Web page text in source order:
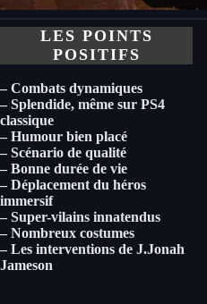
LES POINTS
POSITIFS
– Combats dynamiques
– Splendide, même sur PS4
classique
– Humour bien placé
– Scénario de qualité
– Bonne durée de vie
– Déplacement du héros
immersif
– Super-vilains innatendus
– Nombreux costumes
– Les interventions de J.Jonah
Jameson